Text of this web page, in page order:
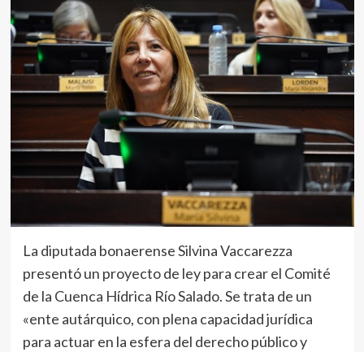
La diputada bonaerense Silvina Vaccarezza
presentó un proyecto de ley para crear el Comité
de la Cuenca Hídrica Río Salado. Se trata de un
«ente autárquico, con plena capacidad jurídica
para actuar en la esfera del derecho público y